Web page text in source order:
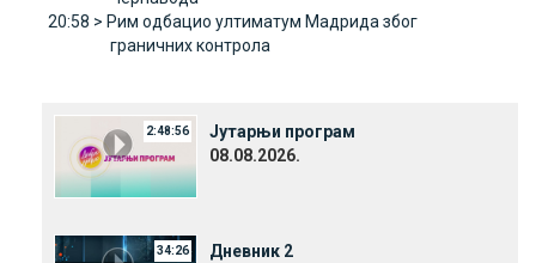
20:58 > Рим одбацио ултиматум Mадрида због
граничних контрола
2:48:56
Јутарњи програм
08.08.2026.
34:26
Дневник 2